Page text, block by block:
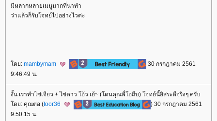
มีหลากหลายเมนูมากที่น่าทำ
ว่าแล้วก็รับโจทย์ไปอย่างไวค่ะ
ดย: mambymam
30 กรกฎาคม 2561
9:46:49 น.
งั้น เราทำไข่เจียว + ไข่ดาว โอ้ว เย้~ (โดนคุณพี่โอถีบ) โจทย์นี้อิสระดีจริงๆ ครับ
ดย: คุณต่อ (toor36
) 30 กรกฎาคม 2561
9:50:15 น.